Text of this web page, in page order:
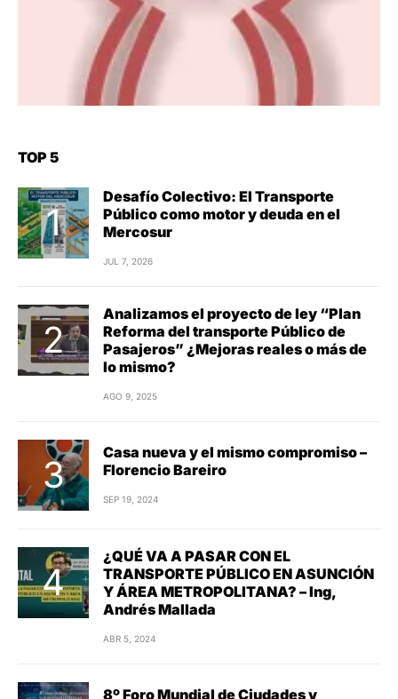
TOP 5
Desafío Colectivo: El Transporte
Público como motor y deuda en el
Mercosur
JUL 7, 2026
Analizamos el proyecto de ley “Plan
Reforma del transporte Público de
Pasajeros” ¿Mejoras reales o más de
lo mismo?
AGO 9, 2025
Casa nueva y el mismo compromiso –
Florencio Bareiro
SEP 19, 2024
¿QUÉ VA A PASAR CON EL
TRANSPORTE PÚBLICO EN ASUNCIÓN
Y ÁREA METROPOLITANA? – Ing,
Andrés Mallada
ABR 5, 2024
8º Foro Mundial de Ciudades y